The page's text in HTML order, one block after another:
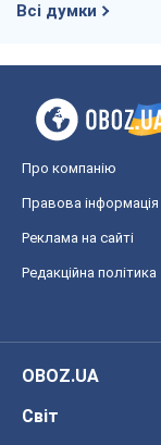
Всі думки
Про компанію
Правова інформація
Реклама на сайті
Редакційна політика
OBOZ.UA
Світ